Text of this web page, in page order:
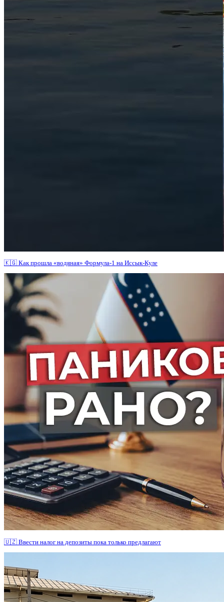
🇰🇬 Как прошла «водяная» Формула-1 на Иссык-Куле
🇺🇿 Ввести налог на депозиты пока только предлагают